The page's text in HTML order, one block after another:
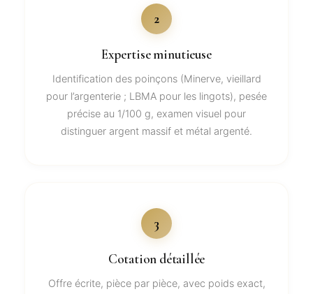
2
Expertise minutieuse
Identification des poinçons (Minerve, vieillard
pour l’argenterie ; LBMA pour les lingots), pesée
précise au 1/100 g, examen visuel pour
distinguer argent massif et métal argenté.
3
Cotation détaillée
Offre écrite, pièce par pièce, avec poids exact,